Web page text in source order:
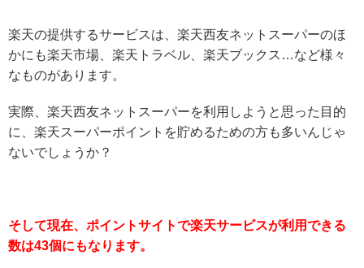
楽天の提供するサービスは、楽天西友ネットスーパーのほ
かにも楽天市場、楽天トラベル、楽天ブックス…など様々
なものがあります。
実際、楽天西友ネットスーパーを利用しようと思った目的
に、楽天スーパーポイントを貯めるための方も多いんじゃ
ないでしょうか？
そして現在、ポイントサイトで楽天サービスが利用できる
数は43個にもなります。